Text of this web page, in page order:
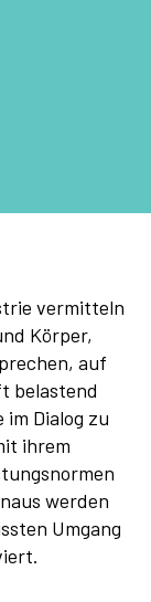
vermitteln
Körper,
auf
belastend
Dialog zu
ihrem
werden
Umgang